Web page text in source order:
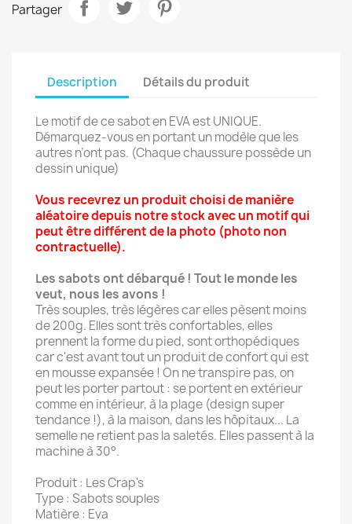
Partager
Description Détails du produit
Le motif de ce sabot en EVA est UNIQUE.
Démarquez-vous en portant un modèle que les
autres n’ont pas. (Chaque chaussure possède un
dessin unique)
Vous recevrez un produit choisi de manière
aléatoire depuis notre stock avec un motif qui
peut être différent de la photo (photo non
contractuelle).
Les sabots ont débarqué ! Tout le monde les
veut, nous les avons !
Très souples, très légères car elles pèsent moins
de 200g. Elles sont très confortables, elles
prennent la forme du pied, sont orthopédiques
car c'est avant tout un produit de confort qui est
en mousse expansée ! On ne transpire pas, on
peut les porter partout : se portent en extérieur
comme en intérieur, à la plage (design super
tendance !), à la maison, dans les hôpitaux... La
semelle ne retient pas la saletés. Elles passent à la
machine à 30°.
Produit : Les Crap's
Type : Sabots souples
Matière : Eva